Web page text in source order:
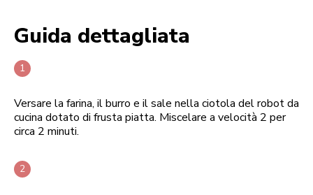
Guida dettagliata
Versare la farina, il burro e il sale nella ciotola del robot da
cucina dotato di frusta piatta. Miscelare a velocità 2 per
circa 2 minuti.